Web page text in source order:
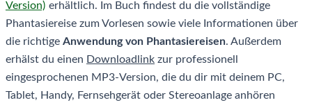
Version) erhältlich. Im Buch findest du die vollständige
Phantasiereise zum Vorlesen sowie viele Informationen über
die richtige Anwendung von Phantasiereisen. Außerdem
erhälst du einen Downloadlink zur professionell
eingesprochenen MP3-Version, die du dir mit deinem PC,
Tablet, Handy, Fernsehgerät oder Stereoanlage anhören